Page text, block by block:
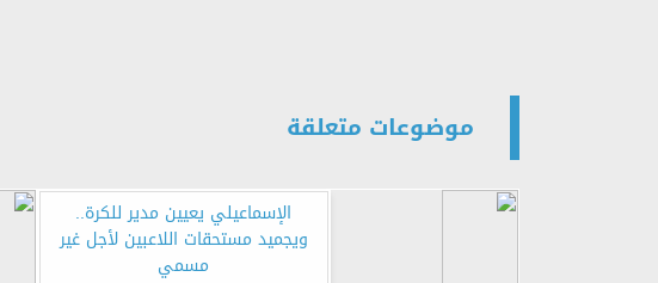
موضوعات متعلقة
الإسماعيلي يعيين مدير للكرة..
ويجميد مستحقات اللاعبين لأجل غير
مسمي